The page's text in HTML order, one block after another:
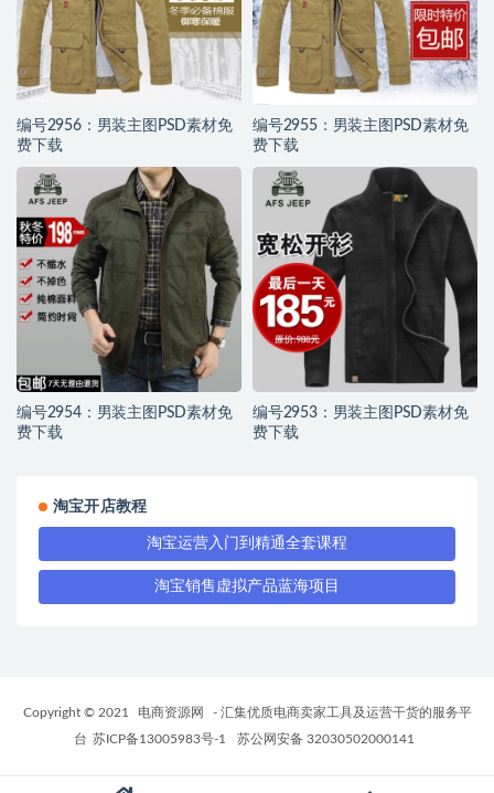
编号2956：男装主图PSD素材免
费下载
编号2955：男装主图PSD素材免
费下载
编号2954：男装主图PSD素材免
费下载
编号2953：男装主图PSD素材免
费下载
淘宝开店教程
淘宝运营入门到精通全套课程
淘宝销售虚拟产品蓝海项目
Copyright © 2021 电商资源网
- 汇集优质电商卖家工具及运营干货的服务平
台 苏ICP备13005983号-1 苏公网安备 32030502000141